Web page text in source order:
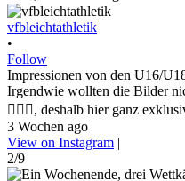
vfbleichtathletik
•
Follow
Impressionen von den U16/
Irgendwie wollten die Bilder
🤷🏼‍♀️, deshalb hier ganz
3 Wochen ago
View on Instagram |
2/9